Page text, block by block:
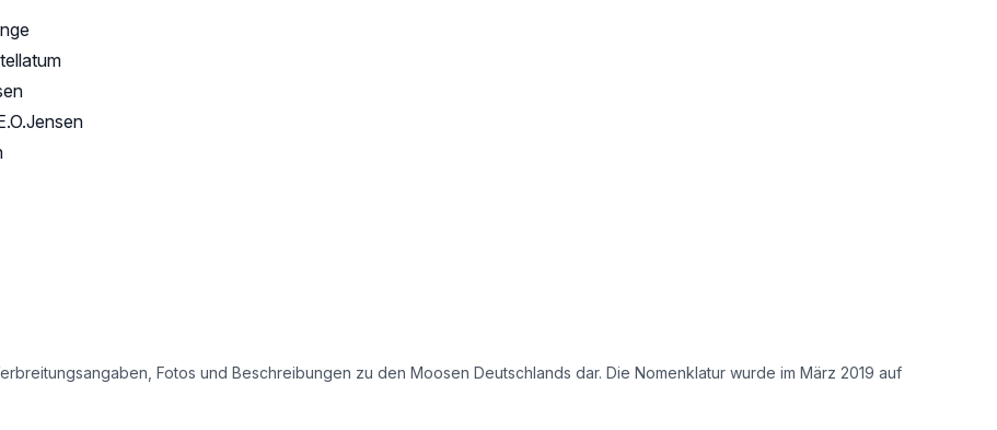
Fotos und Beschreibungen zu den Moosen Deutschlands dar. Die Nomenklatur wurde im März 2019 auf